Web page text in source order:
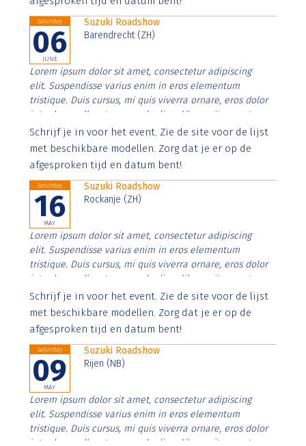
Saturday
06
JUNE
Suzuki Roadshow
Barendrecht (ZH)
Lorem ipsum dolor sit amet, consectetur adipiscing
elit. Suspendisse varius enim in eros elementum
tristique. Duis cursus, mi quis viverra ornare, eros dolor
interdum nulla, ut commodo diam libero vitae erat.
Aenean faucibus nibh et justo cursus id rutrum lorem
imperdiet. Nunc ut sem vitae risus tristique posuere.
Schrijf je in voor het event. Zie de site voor de lijst
met beschikbare modellen. Zorg dat je er op de
afgesproken tijd en datum bent!
Saturday
16
MAY
Suzuki Roadshow
Rockanje (ZH)
Lorem ipsum dolor sit amet, consectetur adipiscing
elit. Suspendisse varius enim in eros elementum
tristique. Duis cursus, mi quis viverra ornare, eros dolor
interdum nulla, ut commodo diam libero vitae erat.
Aenean faucibus nibh et justo cursus id rutrum lorem
imperdiet. Nunc ut sem vitae risus tristique posuere.
Schrijf je in voor het event. Zie de site voor de lijst
met beschikbare modellen. Zorg dat je er op de
afgesproken tijd en datum bent!
Saturday
09
MAY
Suzuki Roadshow
Rijen (NB)
Lorem ipsum dolor sit amet, consectetur adipiscing
elit. Suspendisse varius enim in eros elementum
tristique. Duis cursus, mi quis viverra ornare, eros dolor
interdum nulla, ut commodo diam libero vitae erat.